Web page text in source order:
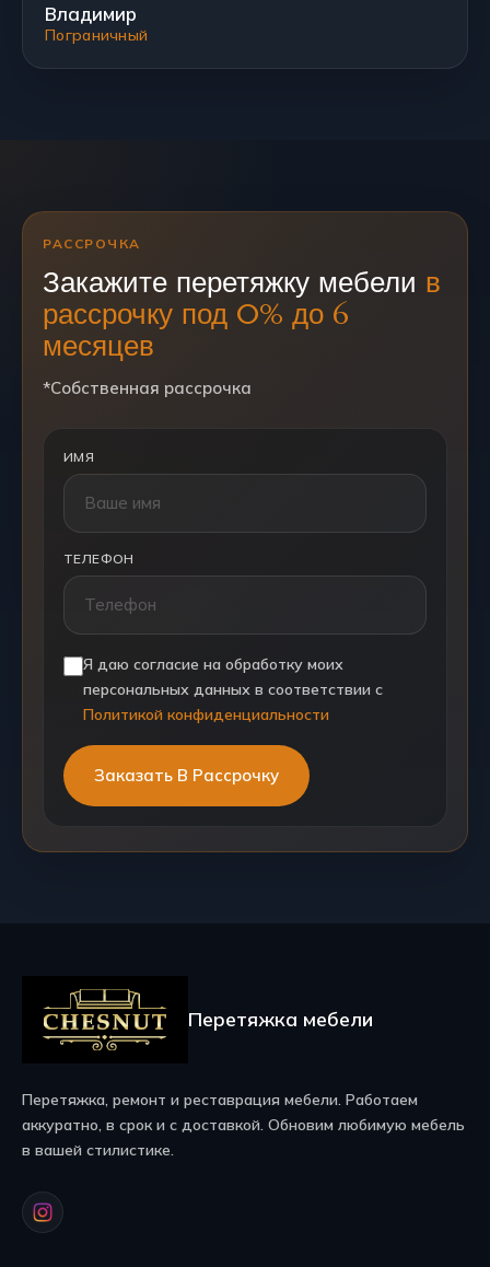
Владимир
Пограничный
РАССРОЧКА
Закажите перетяжку мебели в
рассрочку под 0% до 6
месяцев
*Собственная рассрочка
ИМЯ
ТЕЛЕФОН
Я даю согласие на обработку моих
персональных данных в соответствии с
Политикой конфиденциальности
Перетяжка мебели
Перетяжка, ремонт и реставрация мебели. Работаем
аккуратно, в срок и с доставкой. Обновим любимую мебель
в вашей стилистике.